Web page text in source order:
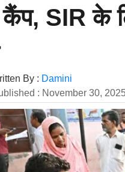
SIR के
By : Damini
: November 30,